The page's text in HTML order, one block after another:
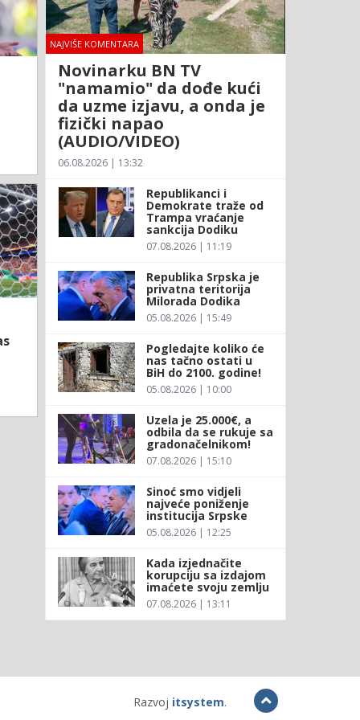
NAJVIŠE KOMENTARA
Novinarku BN TV
"namamio" da dođe kući
da uzme izjavu, a onda je
fizički napao
(AUDIO/VIDEO)
06.08.2026 | 13:32
Republikanci i
Demokrate traže od
Trampa vraćanje
sankcija Dodiku
07.08.2026 | 11:19
Republika Srpska je
privatna teritorija
Milorada Dodika
05.08.2026 | 15:49
Pogledajte koliko će
nas tačno ostati u
BiH do 2100. godine!
05.08.2026 | 10:00
Uzela je 25.000€, a
odbila da se rukuje sa
gradonačelnikom!
07.08.2026 | 15:10
Sinoć smo vidjeli
najveće poniženje
institucija Srpske
05.08.2026 | 12:25
Kada izjednačite
korupciju sa izdajom
imaćete svoju zemlju
07.08.2026 | 13:11
Razvoj itsystem.